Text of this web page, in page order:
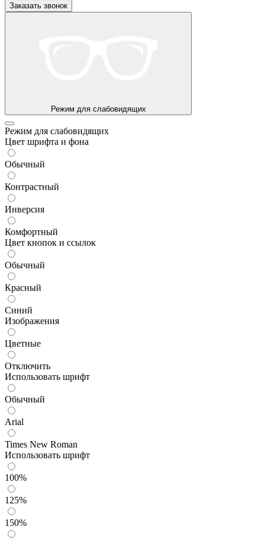
Заказать звонок
Режим для слабовидящих
Режим для слабовидящих
Цвет шрифта и фона
Обычный
Контрастный
Инверсия
Комфортный
Цвет кнопок и ссылок
Обычный
Красный
Синий
Изображения
Цветные
Отключить
Использовать шрифт
Обычный
Arial
Times New Roman
Использовать шрифт
100%
125%
150%